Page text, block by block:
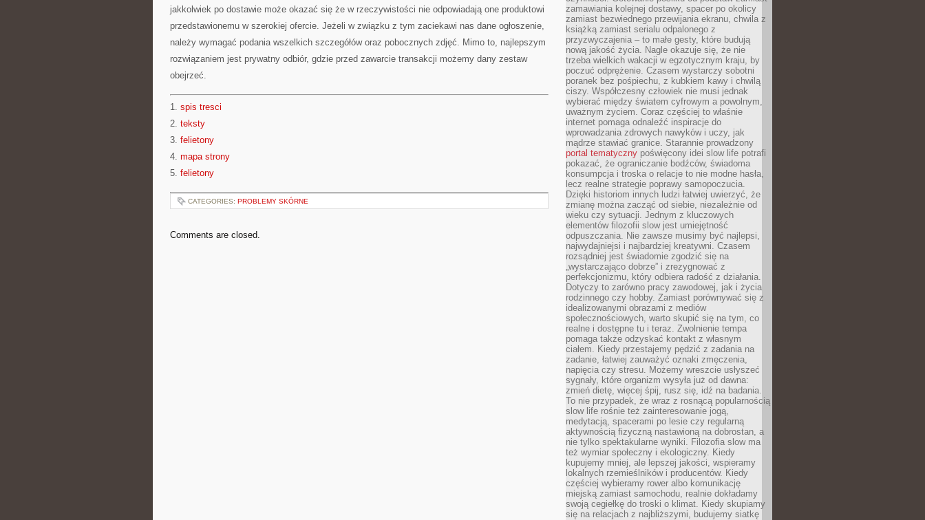
jakkolwiek po dostawie może okazać się że w rzeczywistości nie odpowiadają one produktowi
przedstawionemu w szerokiej ofercie. Jeżeli w związku z tym zaciekawi nas dane ogłoszenie,
należy wymagać podania wszelkich szczegółów oraz pobocznych zdjęć. Mimo to, najlepszym
rozwiązaniem jest prywatny odbiór, gdzie przed zawarcie transakcji możemy dany zestaw
obejrzeć.
1. spis tresci
2. teksty
3. felietony
4. mapa strony
5. felietony
CATEGORIES: PROBLEMY SKÓRNE
Comments are closed.
zamawiania kolejnej dostawy, spacer po okolicy
zamiast bezwiednego przewijania ekranu, chwila z
książką zamiast serialu odpalonego z
przyzwyczajenia – to małe gesty, które budują
nową jakość życia. Nagle okazuje się, że nie
trzeba wielkich wakacji w egzotycznym kraju, by
poczuć odprężenie. Czasem wystarczy sobotni
poranek bez pośpiechu, z kubkiem kawy i chwilą
ciszy. Współczesny człowiek nie musi jednak
wybierać między światem cyfrowym a powolnym,
uważnym życiem. Coraz częściej to właśnie
internet pomaga odnaleźć inspiracje do
wprowadzania zdrowych nawyków i uczy, jak
mądrze stawiać granice. Starannie prowadzony
portal tematyczny poświęcony idei slow life potrafi
pokazać, że ograniczanie bodźców, świadoma
konsumpcja i troska o relacje to nie modne hasła,
lecz realne strategie poprawy samopoczucia.
Dzięki historiom innych ludzi łatwiej uwierzyć, że
zmianę można zacząć od siebie, niezależnie od
wieku czy sytuacji. Jednym z kluczowych
elementów filozofii slow jest umiejętność
odpuszczania. Nie zawsze musimy być najlepsi,
najwydajniejsi i najbardziej kreatywni. Czasem
rozsądniej jest świadomie zgodzić się na
„wystarczająco dobrze” i zrezygnować z
perfekcjonizmu, który odbiera radość z działania.
Dotyczy to zarówno pracy zawodowej, jak i życia
rodzinnego czy hobby. Zamiast porównywać się z
idealizowanymi obrazami z mediów
społecznościowych, warto skupić się na tym, co
realne i dostępne tu i teraz. Zwolnienie tempa
pomaga także odzyskać kontakt z własnym
ciałem. Kiedy przestajemy pędzić z zadania na
zadanie, łatwiej zauważyć oznaki zmęczenia,
napięcia czy stresu. Możemy wreszcie usłyszeć
sygnały, które organizm wysyła już od dawna:
zmień dietę, więcej śpij, rusz się, idź na badania.
To nie przypadek, że wraz z rosnącą popularnością
slow life rośnie też zainteresowanie jogą,
medytacją, spacerami po lesie czy regularną
aktywnością fizyczną nastawioną na dobrostan, a
nie tylko spektakularne wyniki. Filozofia slow ma
też wymiar społeczny i ekologiczny. Kiedy
kupujemy mniej, ale lepszej jakości, wspieramy
lokalnych rzemieślników i producentów. Kiedy
częściej wybieramy rower albo komunikację
miejską zamiast samochodu, realnie dokładamy
swoją cegiełkę do troski o klimat. Kiedy skupiamy
się na relacjach z najbliższymi, budujemy siatkę